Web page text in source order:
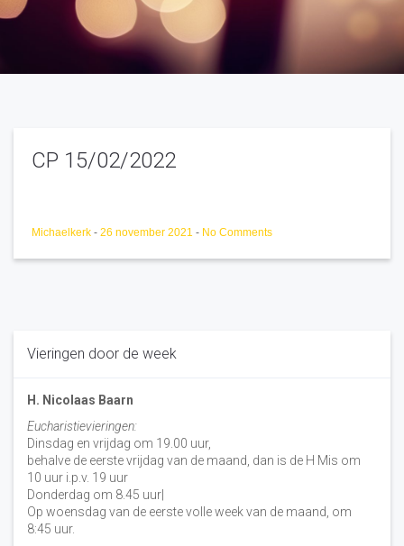
CP 15/02/2022
Michaelkerk - 26 november 2021 - No Comments
Vieringen door de week
H. Nicolaas Baarn
Eucharistievieringen:
Dinsdag en vrijdag om 19.00 uur,
behalve de eerste vrijdag van de maand, dan is de H Mis om
10 uur i.p.v. 19 uur
Donderdag om 8.45 uur|
Op woensdag van de eerste volle week van de maand, om
8:45 uur.